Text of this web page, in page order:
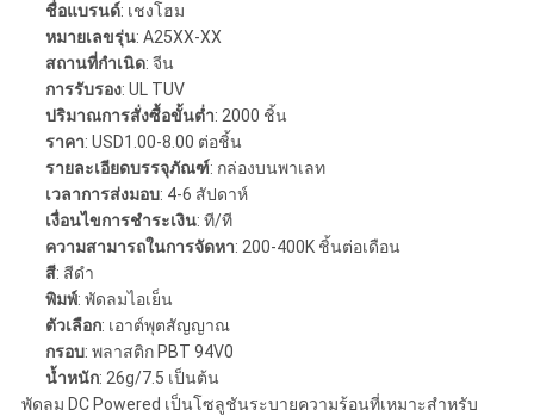
ชื่อแบรนด์: เชงโฮม
หมายเลขรุ่น: A25XX-XX
สถานที่กำเนิด: จีน
การรับรอง: UL TUV
ปริมาณการสั่งซื้อขั้นต่ำ: 2000 ชิ้น
ราคา: USD1.00-8.00 ต่อชิ้น
รายละเอียดบรรจุภัณฑ์: กล่องบนพาเลท
เวลาการส่งมอบ: 4-6 สัปดาห์
เงื่อนไขการชำระเงิน: ที/ที
ความสามารถในการจัดหา: 200-400K ชิ้นต่อเดือน
สี: สีดำ
พิมพ์: พัดลมไอเย็น
ตัวเลือก: เอาต์พุตสัญญาณ
กรอบ: พลาสติก PBT 94V0
น้ำหนัก: 26g/7.5 เป็นต้น
พัดลม DC Powered เป็นโซลูชันระบายความร้อนที่เหมาะสำหรับ